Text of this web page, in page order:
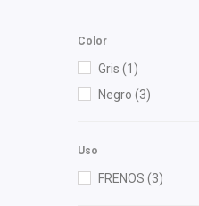
Color
Gris (1)
Negro (3)
Uso
FRENOS (3)